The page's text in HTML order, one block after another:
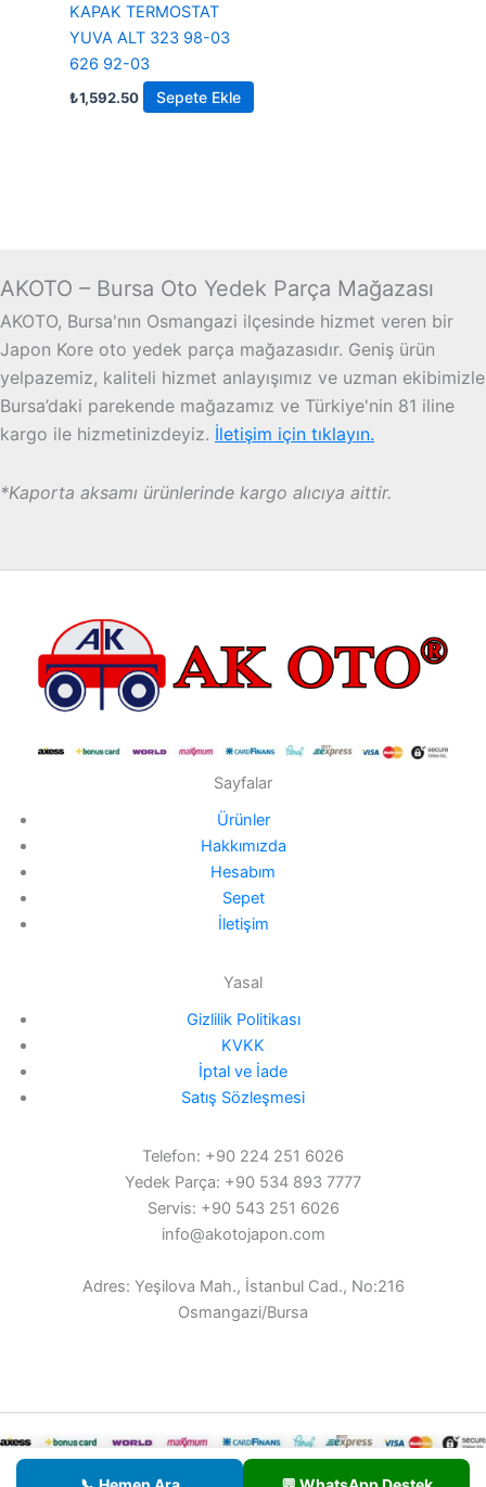
KAPAK TERMOSTAT
YUVA ALT 323 98-03
626 92-03
₺1,592.50 Sepete Ekle
AKOTO – Bursa Oto Yedek Parça Mağazası
AKOTO, Bursa'nın Osmangazi ilçesinde hizmet veren bir
Japon Kore oto yedek parça mağazasıdır. Geniş ürün
yelpazemiz, kaliteli hizmet anlayışımız ve uzman ekibimizle
Bursa’daki parekende mağazamız ve Türkiye'nin 81 iline
kargo ile hizmetinizdeyiz. İletişim için tıklayın.
*Kaporta aksamı ürünlerinde kargo alıcıya aittir.
Sayfalar
Ürünler
Hakkımızda
Hesabım
Sepet
İletişim
Yasal
Gizlilik Politikası
KVKK
İptal ve İade
Satış Sözleşmesi
Telefon: +90 224 251 6026
Yedek Parça: +90 534 893 7777
Servis: +90 543 251 6026
info@akotojapon.com
Adres: Yeşilova Mah., İstanbul Cad., No:216
Osmangazi/Bursa
© 2026 AKOTO - Tüm hakları saklıdır.